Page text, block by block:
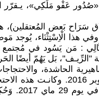
فيه عن «صُدُور عَفْو
سَرَاح بَعض
الْاِسْتِثْنَاء، يُوجد
: مَن يَسُود في مُجتمع
بَل يَهُمّ أيضًا
الحاشدة،
الحُسَيْمَة. وقد بَدأت منذ مقتل